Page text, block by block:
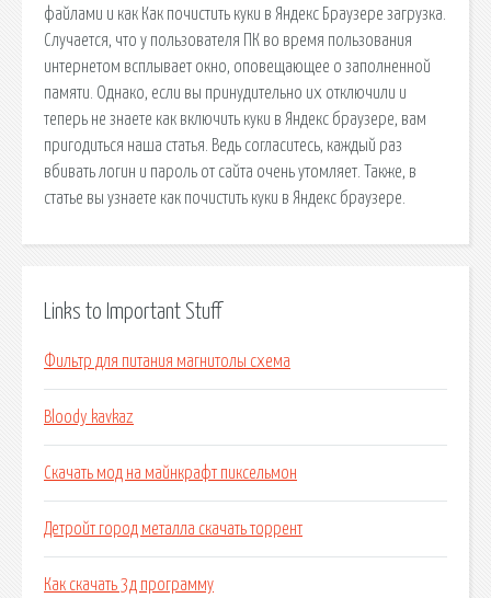
файлами и как Как почистить куки в Яндекс Браузере загрузка.
Случается, что у пользователя ПК во время пользования
интернетом всплывает окно, оповещающее о заполненной
памяти. Однако, если вы принудительно их отключили и
теперь не знаете как включить куки в Яндекс браузере, вам
пригодиться наша статья. Ведь согласитесь, каждый раз
вбивать логин и пароль от сайта очень утомляет. Также, в
статье вы узнаете как почистить куки в Яндекс браузере.
Links to Important Stuff
Фильтр для питания магнитолы схема
Bloody kavkaz
Скачать мод на майнкрафт пиксельмон
Детройт город металла скачать торрент
Как скачать 3д программу